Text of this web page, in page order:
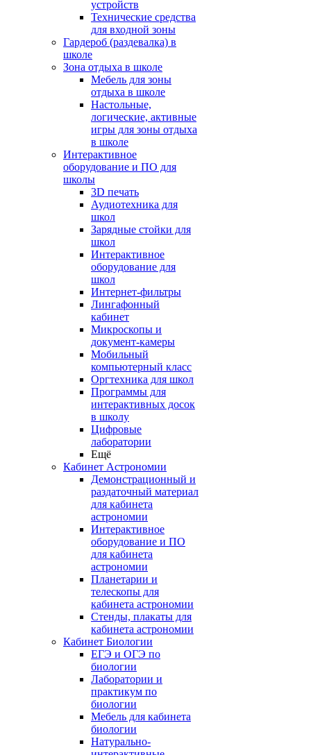
устройств
Технические средства
для входной зоны
Гардероб (раздевалка) в
школе
Зона отдыха в школе
Мебель для зоны
отдыха в школе
Настольные,
логические, активные
игры для зоны отдыха
в школе
Интерактивное
оборудование и ПО для
школы
3D печать
Аудиотехника для
школ
Зарядные стойки для
школ
Интерактивное
оборудование для
школ
Интернет-фильтры
Лингафонный
кабинет
Микроскопы и
документ-камеры
Мобильный
компьютерный класс
Оргтехника для школ
Программы для
интерактивных досок
в школу
Цифровые
лаборатории
Ещё
Кабинет Астрономии
Демонстрационный и
раздаточный материал
для кабинета
астрономии
Интерактивное
оборудование и ПО
для кабинета
астрономии
Планетарии и
телескопы для
кабинета астрономии
Стенды, плакаты для
кабинета астрономии
Кабинет Биологии
ЕГЭ и ОГЭ по
биологии
Лаборатории и
практикум по
биологии
Мебель для кабинета
биологии
Натурально-